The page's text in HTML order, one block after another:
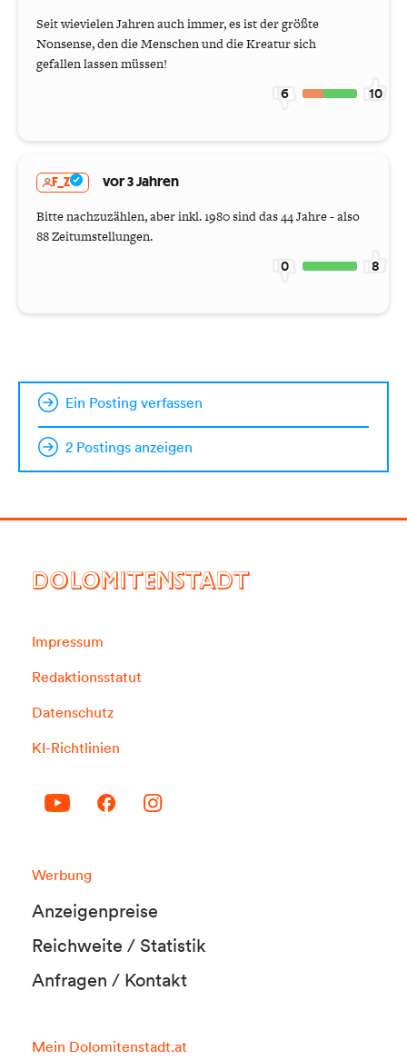
Seit wievielen Jahren auch immer, es ist der größte
Nonsense, den die Menschen und die Kreatur sich
gefallen lassen müssen!
6 10
F_Z vor 3 Jahren
Bitte nachzuzählen, aber inkl. 1980 sind das 44 Jahre - also
88 Zeitumstellungen.
0 8
Ein Posting verfassen
2 Postings anzeigen
DOLOMITENSTADT
Impressum
Redaktionsstatut
Datenschutz
KI-Richtlinien
Werbung
Anzeigenpreise
Reichweite / Statistik
Anfragen / Kontakt
Mein Dolomitenstadt.at